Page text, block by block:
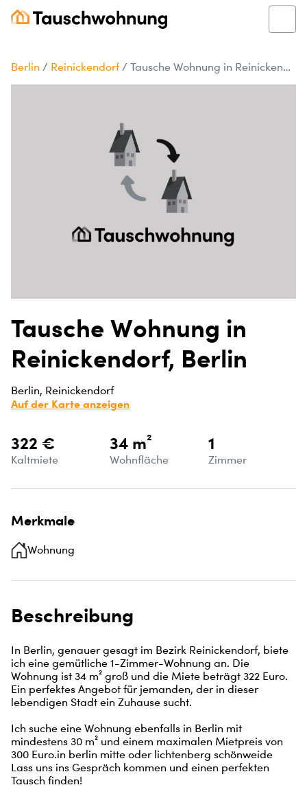
Berlin / Reinickendorf / Tausche Wohnung in Reinickendorf, Berlin
Tausche Wohnung in
Reinickendorf, Berlin
Berlin, Reinickendorf
Auf der Karte anzeigen
322 €
Kaltmiete
34 m²
Wohnfläche
1
Zimmer
Merkmale
Wohnung
Beschreibung
In Berlin, genauer gesagt im Bezirk Reinickendorf, biete
ich eine gemütliche 1-Zimmer-Wohnung an. Die
Wohnung ist 34 m² groß und die Miete beträgt 322 Euro.
Ein perfektes Angebot für jemanden, der in dieser
lebendigen Stadt ein Zuhause sucht.
Ich suche eine Wohnung ebenfalls in Berlin mit
mindestens 30 m² und einem maximalen Mietpreis von
300 Euro.in berlin mitte oder lichtenberg schönweide
Lass uns ins Gespräch kommen und einen perfekten
Tausch finden!